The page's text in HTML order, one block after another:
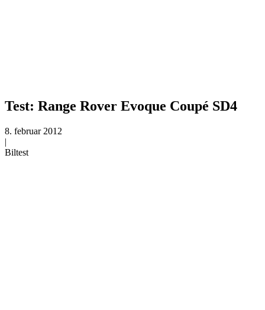
Test: Range Rover Evoque Coupé SD4
8. februar 2012
|
Biltest